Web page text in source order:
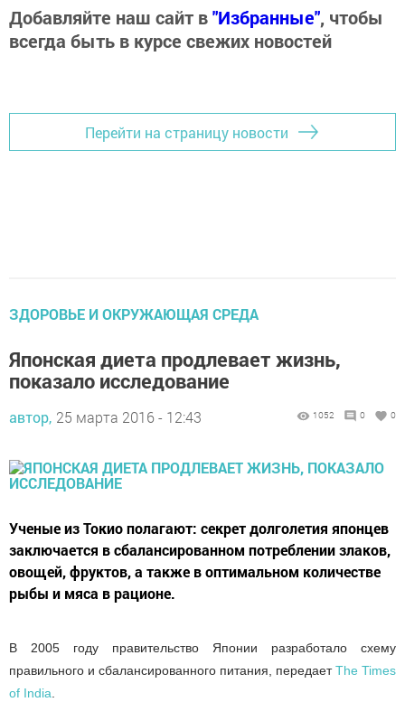
Добавляйте наш сайт в"Избранные", чтобы
всегда быть в курсе свежих новостей
Перейти на страницу новости
ЗДОРОВЬЕ И ОКРУЖАЮЩАЯ СРЕДА
Японская диета продлевает жизнь,
показало исследование
автор, 25 марта 2016 - 12:43 1052 0 0
Ученые из Токио полагают: секрет долголетия японцев
заключается в сбалансированном потреблении злаков,
овощей, фруктов, а также в оптимальном количестве
рыбы и мяса в рационе.
В 2005 году правительство Японии разработало схему
правильного и сбалансированного питания, передаетThe Times
of India.